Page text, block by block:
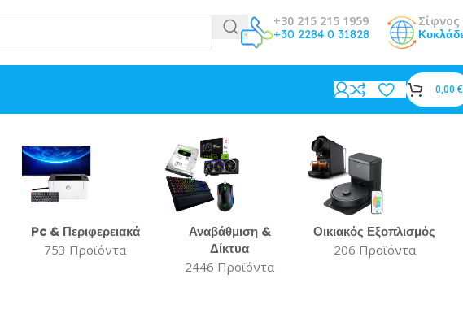
+30 215 215 1959
+30 2284 0 31828
Σίφνος
0,00 €
Pc & Περιφερειακά
753 Προϊόντα
Αναβάθμιση &
Δίκτυα
2446 Προϊόντα
Οικιακός Εξοπλισμός
206 Προϊόντα